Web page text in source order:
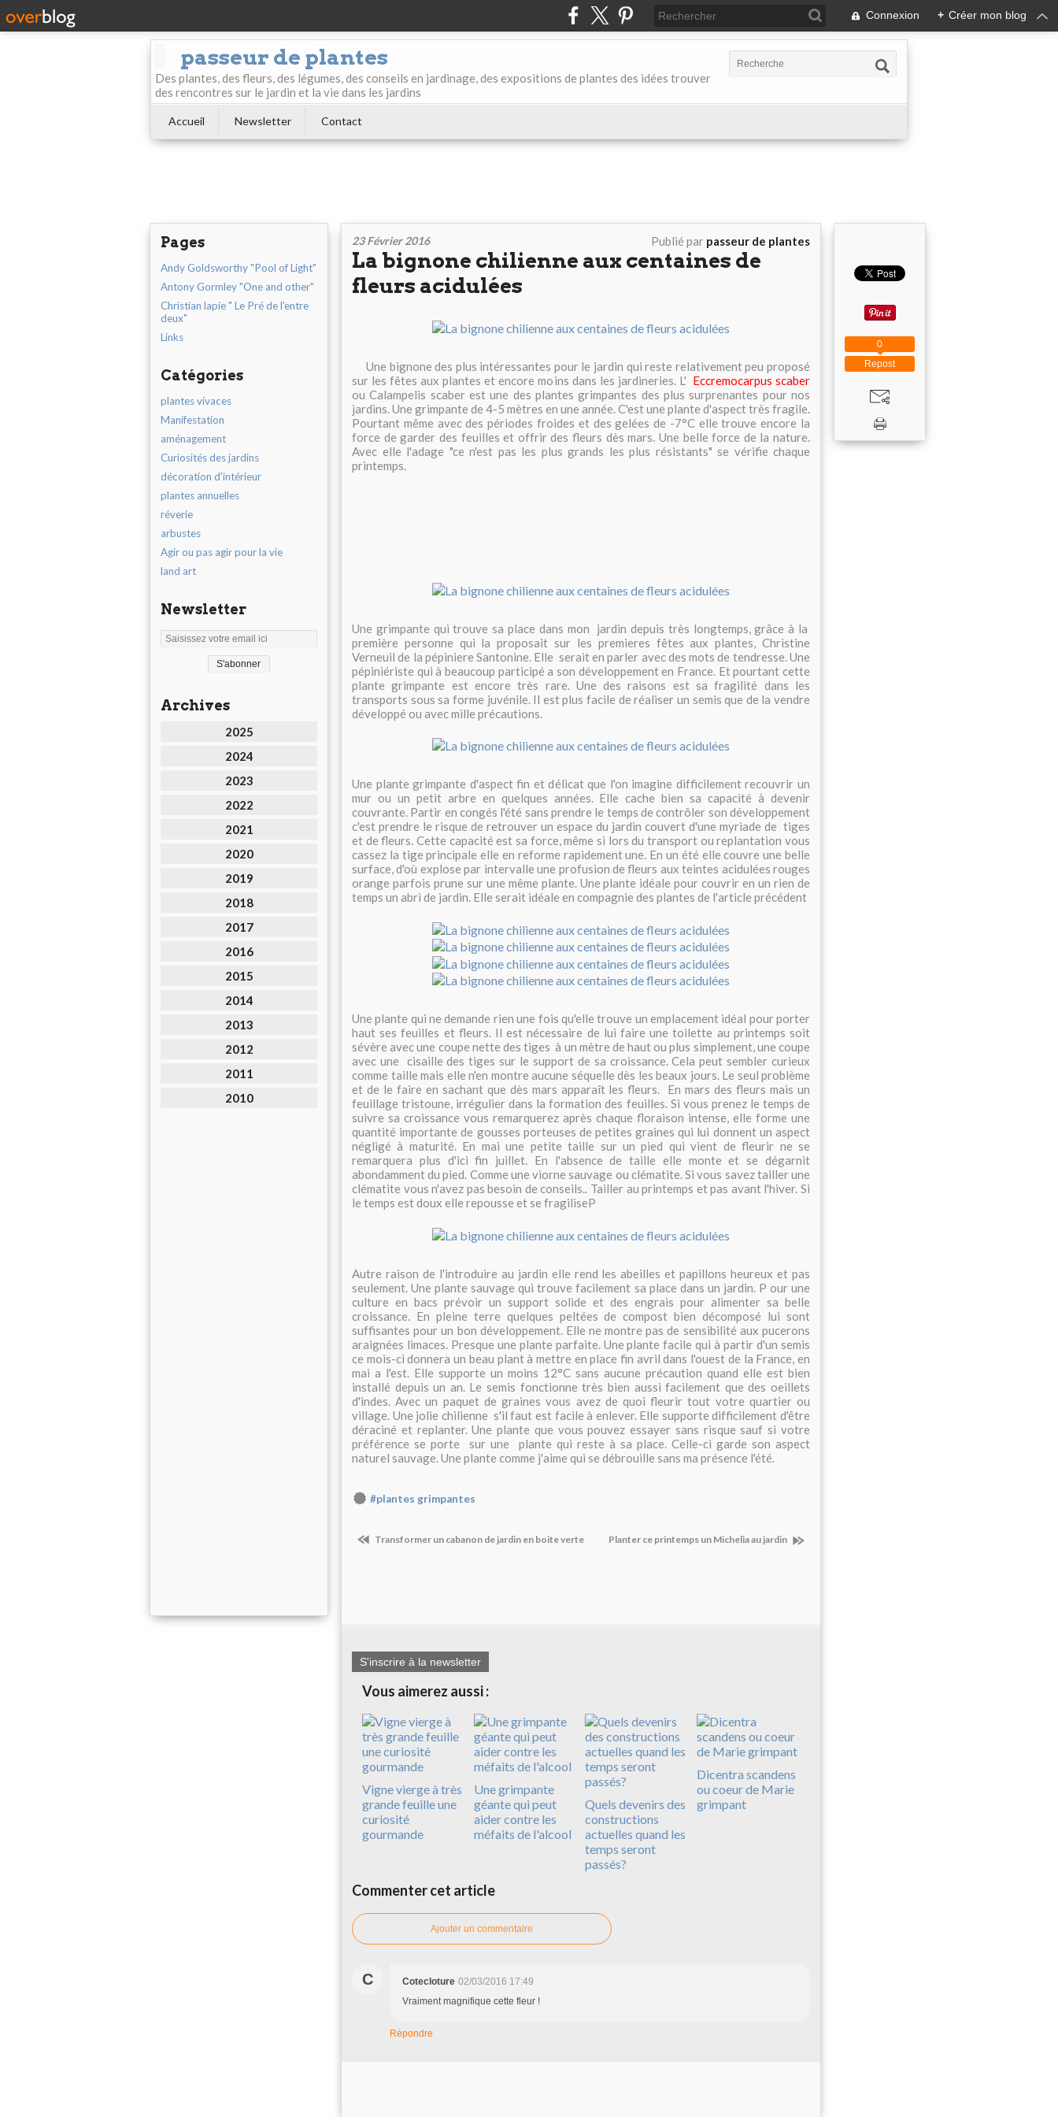
Connexion + Créer mon blog
passeur de plantes
Des plantes, des fleurs, des légumes, des conseils en jardinage, des expositions de plantes des idées trouver
des rencontres sur le jardin et la vie dans les jardins
Accueil Newsletter Contact
Pages
Andy Goldsworthy "Pool of Light"
Antony Gormley "One and other"
Christian lapie " Le Pré de l'entre
deux"
Links
Catégories
plantes vivaces
Manifestation
aménagement
Curiosités des jardins
décoration d'intérieur
plantes annuelles
réverie
arbustes
Agir ou pas agir pour la vie
land art
Newsletter
Archives
2025
2024
2023
2022
2021
2020
2019
2018
2017
2016
2015
2014
2013
2012
2011
2010
23 Février 2016 Publié par passeur de plantes
La bignone chilienne aux centaines de
fleurs acidulées
Une bignone des plus intéressantes pour le jardin qui reste relativement peu proposé
sur les fêtes aux plantes et encore moins dans les jardineries. L' Eccremocarpus scaber
ou Calampelis scaber est une des plantes grimpantes des plus surprenantes pour nos
jardins. Une grimpante de 4-5 mètres en une année. C'est une plante d'aspect très fragile.
Pourtant même avec des périodes froides et des gelées de -7°C elle trouve encore la
force de garder des feuilles et offrir des fleurs dès mars. Une belle force de la nature.
Avec elle l'adage "ce n'est pas les plus grands les plus résistants" se vérifie chaque
printemps.
Une grimpante qui trouve sa place dans mon jardin depuis très longtemps, grâce à la
première personne qui la proposait sur les premieres fêtes aux plantes, Christine
Verneuil de la pépiniere Santonine. Elle serait en parler avec des mots de tendresse. Une
pépiniériste qui à beaucoup participé a son développement en France. Et pourtant cette
plante grimpante est encore très rare. Une des raisons est sa fragilité dans les
transports sous sa forme juvénile. Il est plus facile de réaliser un semis que de la vendre
développé ou avec mille précautions.
Une plante grimpante d'aspect fin et délicat que l'on imagine difficilement recouvrir un
mur ou un petit arbre en quelques années. Elle cache bien sa capacité à devenir
couvrante. Partir en congés l'été sans prendre le temps de contrôler son développement
c'est prendre le risque de retrouver un espace du jardin couvert d'une myriade de tiges
et de fleurs. Cette capacité est sa force, même si lors du transport ou replantation vous
cassez la tige principale elle en reforme rapidement une. En un été elle couvre une belle
surface, d'où explose par intervalle une profusion de fleurs aux teintes acidulées rouges
orange parfois prune sur une même plante. Une plante idéale pour couvrir en un rien de
temps un abri de jardin. Elle serait idéale en compagnie des plantes de l'article précédent
Une plante qui ne demande rien une fois qu'elle trouve un emplacement idéal pour porter
haut ses feuilles et fleurs. Il est nécessaire de lui faire une toilette au printemps soit
sévère avec une coupe nette des tiges à un mètre de haut ou plus simplement, une coupe
avec une cisaille des tiges sur le support de sa croissance. Cela peut sembler curieux
comme taille mais elle n'en montre aucune séquelle dès les beaux jours. Le seul problème
et de le faire en sachant que dès mars apparaît les fleurs. En mars des fleurs mais un
feuillage tristoune, irrégulier dans la formation des feuilles. Si vous prenez le temps de
suivre sa croissance vous remarquerez après chaque floraison intense, elle forme une
quantité importante de gousses porteuses de petites graines qui lui donnent un aspect
négligé à maturité. En mai une petite taille sur un pied qui vient de fleurir ne se
remarquera plus d'ici fin juillet. En l'absence de taille elle monte et se dégarnit
abondamment du pied. Comme une viorne sauvage ou clématite. Si vous savez tailler une
clématite vous n'avez pas besoin de conseils.. Tailler au printemps et pas avant l'hiver. Si
le temps est doux elle repousse et se fragiliseP
Autre raison de l'introduire au jardin elle rend les abeilles et papillons heureux et pas
seulement. Une plante sauvage qui trouve facilement sa place dans un jardin. P our une
culture en bacs prévoir un support solide et des engrais pour alimenter sa belle
croissance. En pleine terre quelques peltées de compost bien décomposé lui sont
suffisantes pour un bon développement. Elle ne montre pas de sensibilité aux pucerons
araignées limaces. Presque une plante parfaite. Une plante facile qui à partir d'un semis
ce mois-ci donnera un beau plant à mettre en place fin avril dans l'ouest de la France, en
mai a l'est. Elle supporte un moins 12°C sans aucune précaution quand elle est bien
installé depuis un an. Le semis fonctionne très bien aussi facilement que des oeillets
d'indes. Avec un paquet de graines vous avez de quoi fleurir tout votre quartier ou
village. Une jolie chilienne s'il faut est facile à enlever. Elle supporte difficilement d'être
déraciné et replanter. Une plante que vous pouvez essayer sans risque sauf si votre
préférence se porte sur une plante qui reste à sa place. Celle-ci garde son aspect
naturel sauvage. Une plante comme j'aime qui se débrouille sans ma présence l'été.
#plantes grimpantes
Transformer un cabanon de jardin en boite verte Planter ce printemps un Michelia au jardin
S'inscrire à la newsletter
Vous aimerez aussi :
Vigne vierge à très
grande feuille une
curiosité
gourmande
Une grimpante
géante qui peut
aider contre les
méfaits de l'alcool
Quels devenirs des
constructions
actuelles quand les
temps seront
passés?
Dicentra scandens
ou coeur de Marie
grimpant
Commenter cet article
Ajouter un commentaire
C Cotecloture 02/03/2016 17:49
Vraiment magnifique cette fleur !
Répondre
Repost
0